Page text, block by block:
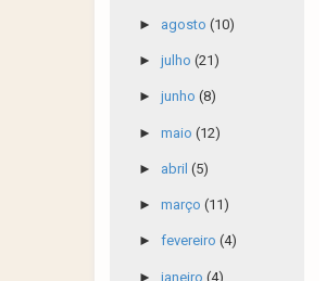
► agosto (10)
► julho (21)
► junho (8)
► maio (12)
► abril (5)
► março (11)
► fevereiro (4)
► janeiro (4)